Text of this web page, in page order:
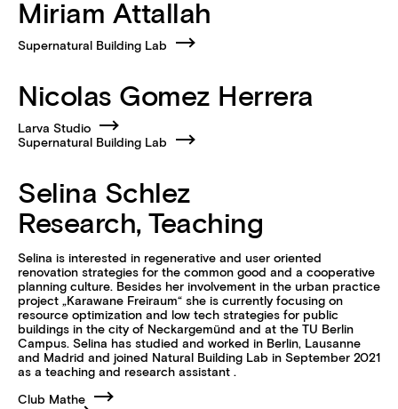
Miriam Attallah
Supernatural Building Lab
Nicolas Gomez Herrera
Larva Studio
Supernatural Building Lab
Selina Schlez
Research, Teaching
Selina is interested in regenerative and user oriented
renovation strategies for the common good and a cooperative
planning culture. Besides her involvement in the urban practice
project „Karawane Freiraum“ she is currently focusing on
resource optimization and low tech strategies for public
buildings in the city of Neckargemünd and at the TU Berlin
Campus. Selina has studied and worked in Berlin, Lausanne
and Madrid and joined Natural Building Lab in September 2021
as a teaching and research assistant .
Club Mathe